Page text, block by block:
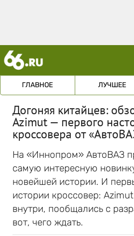
ГЛАВНОЕ ЛУЧШЕЕ
Догоняя китайцев:
Azimut — первого
кроссовера от
На «Иннопром» АвтоВАЗ
самую интересную
новейшей истории. И
истории кроссовер:
внутри, пообщались с
вот, чего ждать.